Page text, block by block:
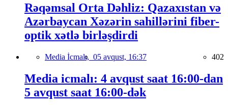
Rəqəmsal Orta Dəhliz: Qazaxıstan və
Azərbaycan Xəzərin sahillərini fiber-
optik xətlə birləşdirdi
Media İcmalı, 05 avqust, 16:37 402
Media icmalı: 4 avqust saat 16:00-dan
5 avqust saat 16:00-dək